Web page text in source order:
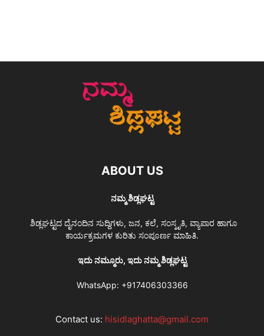
ABOUT US
ನಮ್ಮ ಶಿಡ್ಲಘಟ್ಟ
ಶಿಡ್ಲಘಟ್ಟದ ದೈನಂದಿನ ಸುದ್ದಿಗಳು, ಜನ, ಕಲೆ, ಸಂಸ್ಕೃತಿ, ವ್ಯಾಪಾರ ಹಾಗೂ
ಕಾರ್ಯಕ್ರಮಗಳ ಕುರಿತು ಸಂಪೂರ್ಣ ಮಾಹಿತಿ.
ಇದು ನಮ್ಮೂರು, ಇದು ನಮ್ಮ ಶಿಡ್ಲಘಟ್ಟ
WhatsApp: +917406303366
Contact us: hisidlaghatta@gmail.com